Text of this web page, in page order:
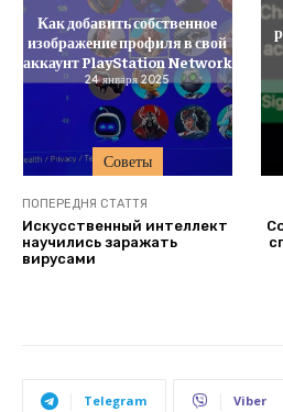
Советы
Как добавить собственное
изображение профиля в свой
аккаунт PlayStation Network
24 января 2025
ПОПЕРЕДНЯ СТАТТЯ
Искусственный интеллект
научились заражать
вирусами
Telegram Viber